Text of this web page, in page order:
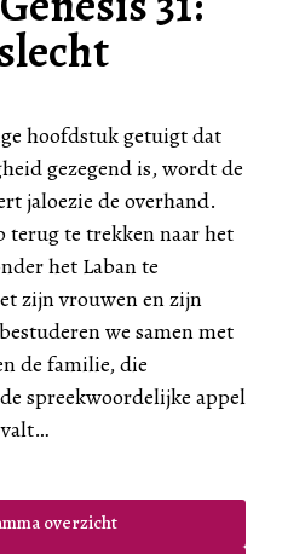
hoofdstuk getuigt dat
gezegend is, wordt de
jaloezie de overhand.
terug te trekken naar het
het Laban te
zijn vrouwen en zijn
we samen met
de familie, die
spreekwoordelijke appel
overzicht